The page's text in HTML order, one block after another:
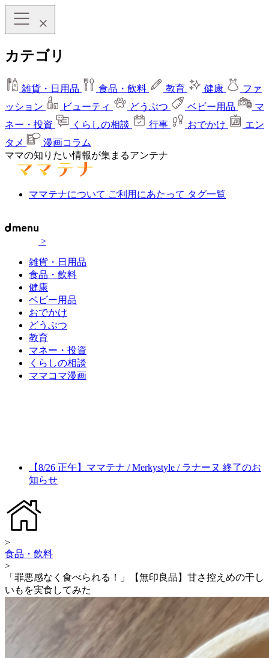
カテゴリ
雑貨・日用品 食品・飲料 教育 健康
ファ
ッション
ビューティ どうぶつ ベビー用品
マ
ネー・投資
くらしの相談 行事 おでかけ
エン
タメ
漫画コラム
ママの知りたい情報が集まるアンテナ
ママテナについて ご利用にあたって タグ一覧
>
雑貨・日用品
食品・飲料
健康
ベビー用品
おでかけ
どうぶつ
教育
マネー・投資
くらしの相談
ママコマ漫画
【8/26 正午】ママテナ / Merkystyle / ラナーヌ 終了のお
知らせ
>
食品・飲料
>
「罪悪感なく食べられる！」【無印良品】甘さ控えめの干し
いもを実食してみた